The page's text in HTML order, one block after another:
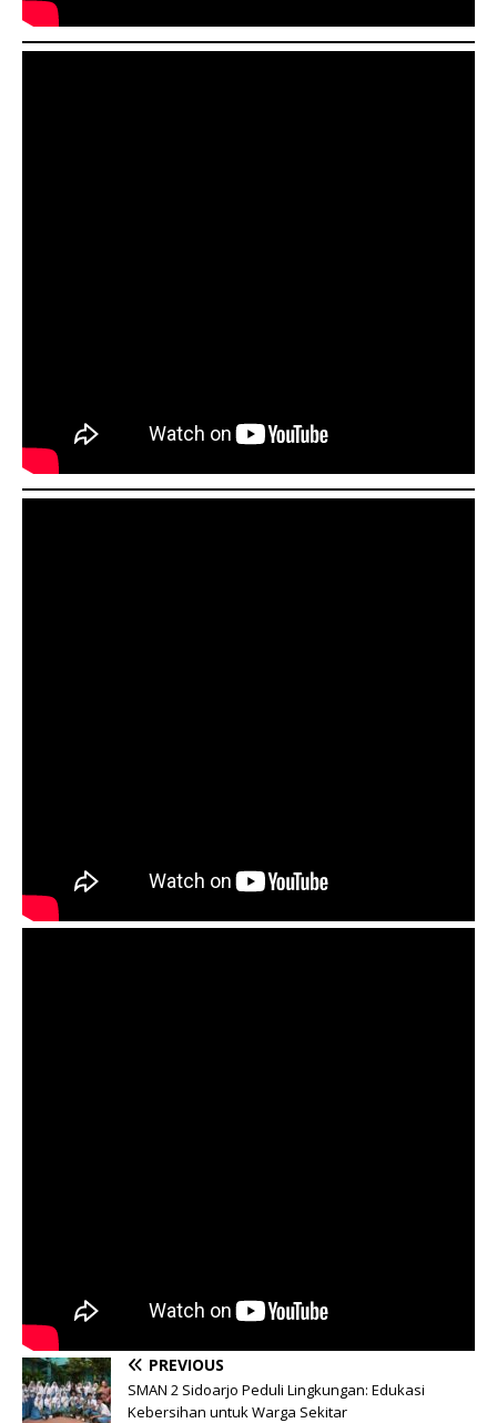
PREVIOUS
SMAN 2 Sidoarjo Peduli Lingkungan: Edukasi
Kebersihan untuk Warga Sekitar